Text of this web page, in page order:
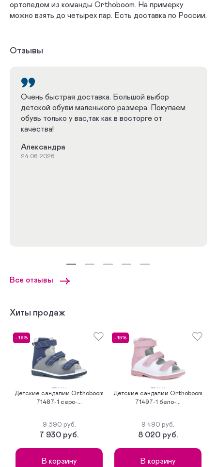
ортопедом из команды Orthoboom. На примерку
можно взять до четырех пар. Есть доставка по России.
Отзывы
Очень быстрая доставка. Большой выбор
детской обуви маленького размера. Покупаем
обувь только у вас,так как в восторге от
качества!
Александра
24.06.2026
Все отзывы
Хиты продаж
- 16%
Детские сандалии Orthoboom
71487-1 серо-...
9 390 руб.
7 930 руб.
В корзину
- 15%
Детские сандалии Orthoboom
71497-1 бело-...
9 490 руб.
8 020 руб.
В корзину